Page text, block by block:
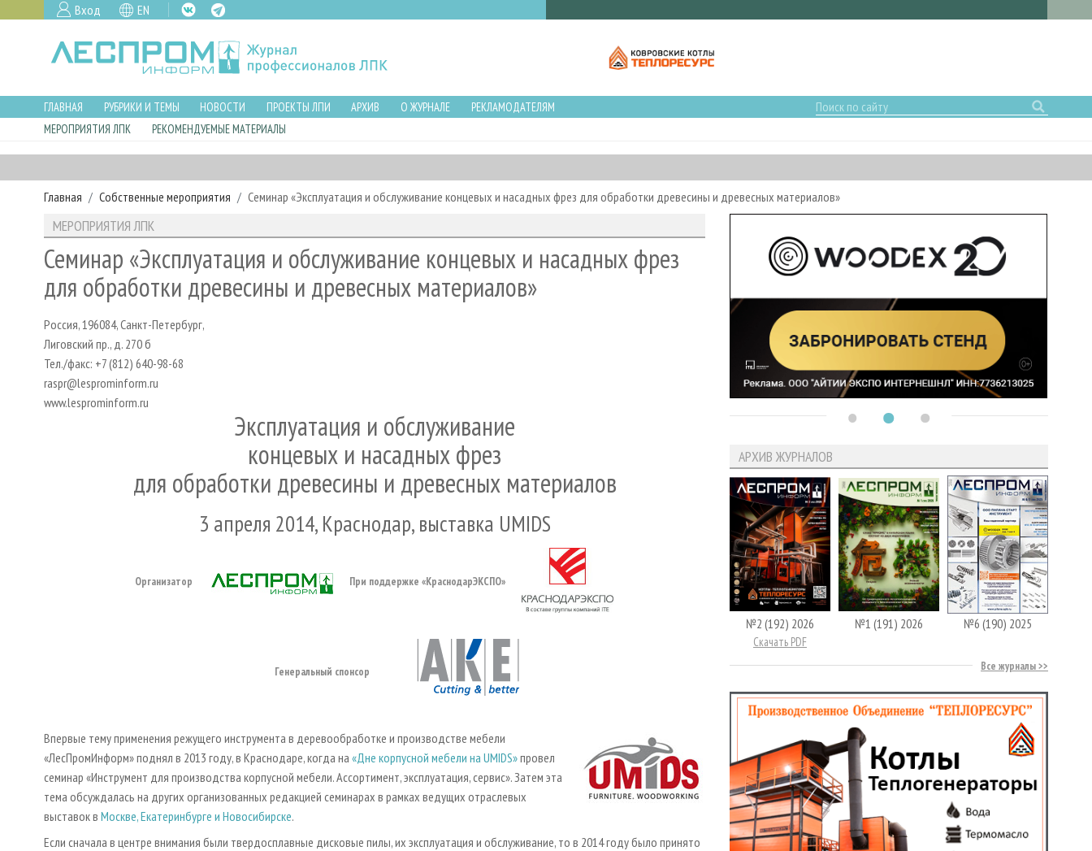
Вход EN
ГЛАВНАЯ РУБРИКИ И ТЕМЫ НОВОСТИ ПРОЕКТЫ ЛПИ АРХИВ О ЖУРНАЛЕ
РЕКЛАМОДАТЕЛЯМ
МЕРОПРИЯТИЯ ЛПК
РЕКОМЕНДУЕМЫЕ МАТЕРИАЛЫ
Главная Собственные мероприятия Семинар «Эксплуатация и обслуживание концевых и насадных фрез для обработки древесины и древесных материалов»
МЕРОПРИЯТИЯ ЛПК
Семинар «Эксплуатация и обслуживание концевых и насадных фрез
для обработки древесины и древесных материалов»
Россия, 196084, Санкт-Петербург,
Лиговский пр., д. 270 б
Тел./факс: +7 (812) 640-98-68
raspr@lesprominform.ru
www.lesprominform.ru
Эксплуатация и обслуживание
концевых и насадных фрез
для обработки древесины и древесных материалов
3 апреля 2014, Краснодар,выставка UMIDS
Организатор При поддержке «КраснодарЭКСПО»
Генеральный спонсор
Впервые тему применения режущего инструмента в деревообработке и производстве мебели
«ЛесПромИнформ» поднял в 2013 году, в Краснодаре, когда на «Дне корпусной мебели на UMIDS»провел
семинар «Инструмент для производства корпусной мебели. Ассортимент, эксплуатация, сервис». Затем эта
тема обсуждалась на других организованных редакцией семинарах в рамках ведущих отраслевых
выставок в Москве, Екатеринбурге и Новосибирске.
Если сначала в центре внимания были твердосплавные дисковые пилы, их эксплуатация и обслуживание, то в 2014 году было принято
АРХИВ ЖУРНАЛОВ
№2 (192) 2026
Скачать PDF
№1 (191) 2026 №6 (190) 2025
Все журналы